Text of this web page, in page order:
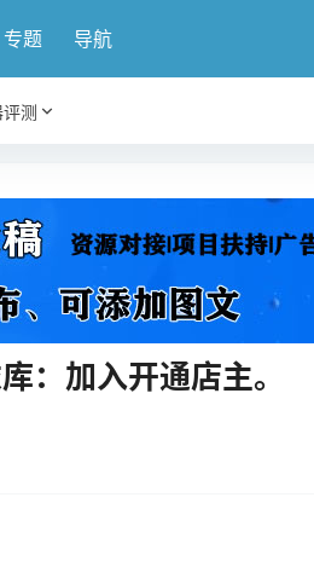
专题 导航
测
：加入开通店主。